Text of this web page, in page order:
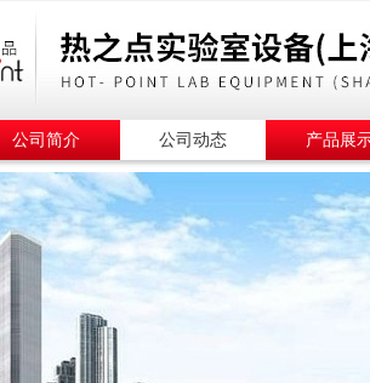
公司简介 公司动态 产品展